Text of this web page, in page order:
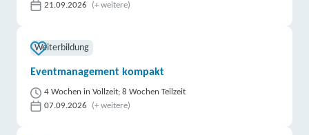
21.09.2026
(+ weitere)
Weiterbildung
Eventmanagement kompakt
4 Wochen in Vollzeit; 8 Wochen Teilzeit
07.09.2026
(+ weitere)